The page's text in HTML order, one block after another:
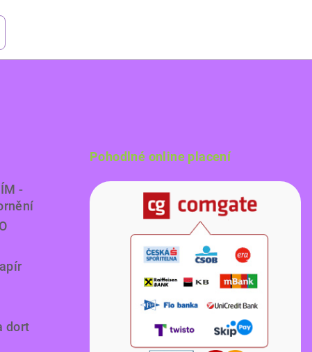
-
dort
Pohodlné online placení